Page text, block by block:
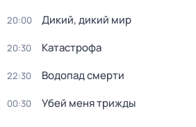
20:00 Дикий, дикий мир
20:30 Катастрофа
22:30 Водопад смерти
00:30 Убей меня трижды